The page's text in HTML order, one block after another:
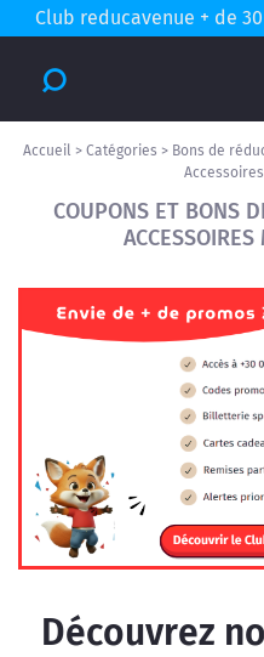
Club reducavenue + de
Accueil > Catégories > Bons de
COUPONS ET BONS
Découvrez